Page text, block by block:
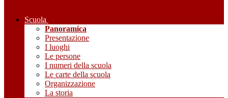
Scuola
Panoramica
Presentazione
I luoghi
Le persone
I numeri della scuola
Le carte della scuola
Organizzazione
La storia